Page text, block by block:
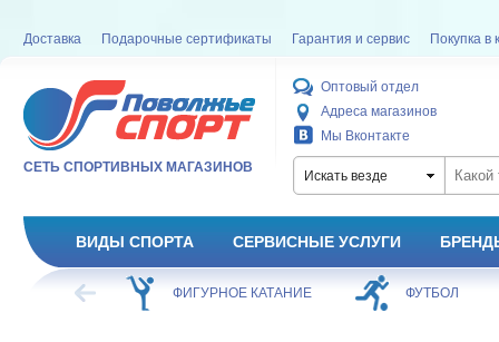
Доставка Подарочные сертификаты Гарантия и сервис Покупка в
СЕТЬ СПОРТИВНЫХ МАГАЗИНОВ
Оптовый отдел
Адреса магазинов
Мы Вконтакте
Искать везде
ВИДЫ СПОРТА СЕРВИСНЫЕ УСЛУГИ
ХОККЕЙ ФИГУРНОЕ КАТАНИЕ ФУТБОЛ